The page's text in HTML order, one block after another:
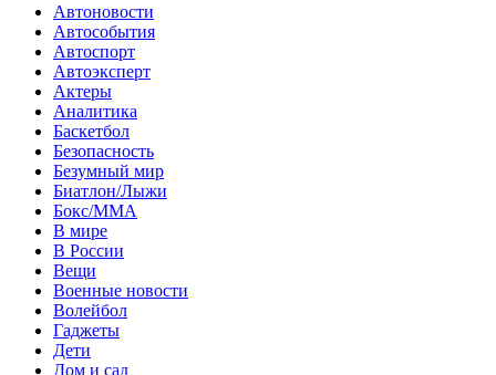
Автоновости
Автособытия
Автоспорт
Автоэксперт
Актеры
Аналитика
Баскетбол
Безопасность
Безумный мир
Биатлон/Лыжи
Бокс/MMA
В мире
В России
Вещи
Военные новости
Волейбол
Гаджеты
Дети
Дом и сад